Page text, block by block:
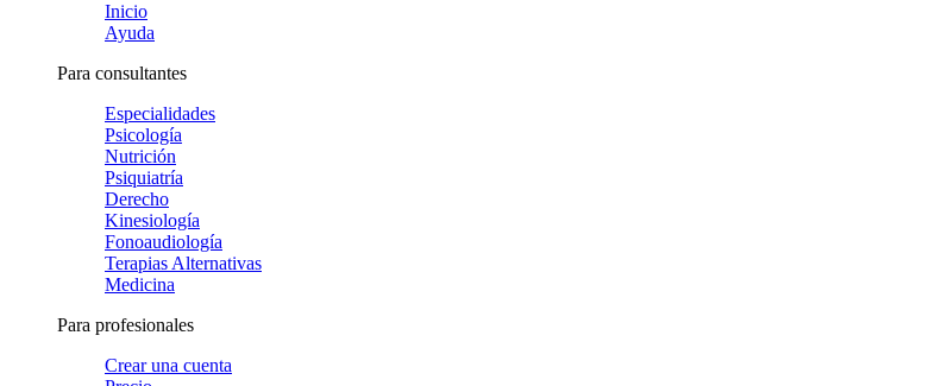
Inicio
Ayuda
Para consultantes
Especialidades
Psicología
Nutrición
Psiquiatría
Derecho
Kinesiología
Fonoaudiología
Terapias Alternativas
Medicina
Para profesionales
Crear una cuenta